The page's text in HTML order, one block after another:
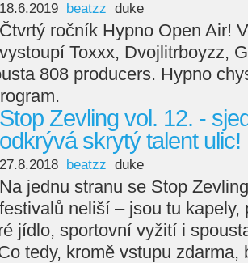
18.6.2019 beatzz duke
Čtvrtý ročník Hypno Open Air!
vystoupí Toxxx, Dvojlitrboyzz,
808 producers. Hypno
Stop Zevling vol. 12. -
odkrývá skrytý talent ulic!
27.8.2018 beatzz duke
Na jednu stranu se Stop
festivalů neliší – jsou tu kapely,
jídlo, sportovní vyžití i
tedy, kromě vstupu zdarma,